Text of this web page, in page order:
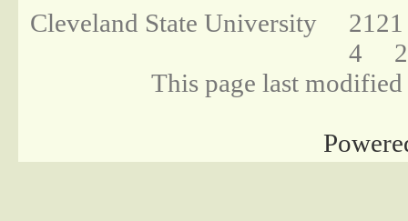
Cleveland State University 2121
4
This page last